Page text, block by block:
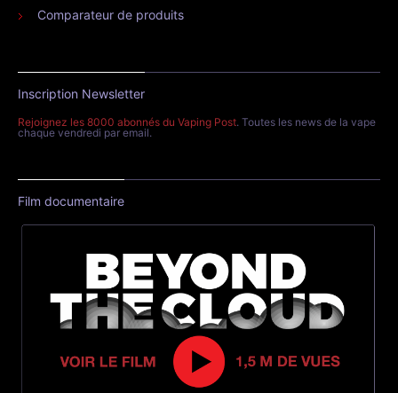
Comparateur de produits
Inscription Newsletter
Rejoignez les 8000 abonnés du Vaping Post. Toutes les news de la vape
chaque vendredi par email.
Film documentaire